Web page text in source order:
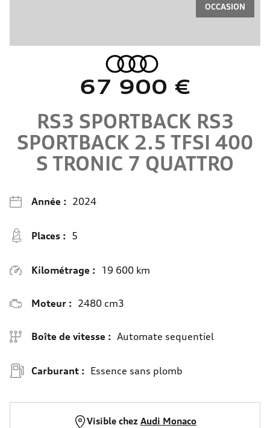
OCCASION
67 900 €
RS3 SPORTBACK RS3
SPORTBACK 2.5 TFSI 400
S TRONIC 7 QUATTRO
Année : 2024
Places : 5
Kilométrage : 19 600 km
Moteur : 2480 cm3
Boîte de vitesse : Automate sequentiel
Carburant : Essence sans plomb
Visible chez Audi Monaco